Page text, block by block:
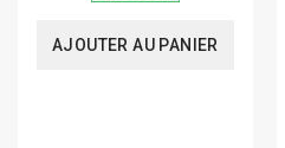
AJOUTER AU PANIER